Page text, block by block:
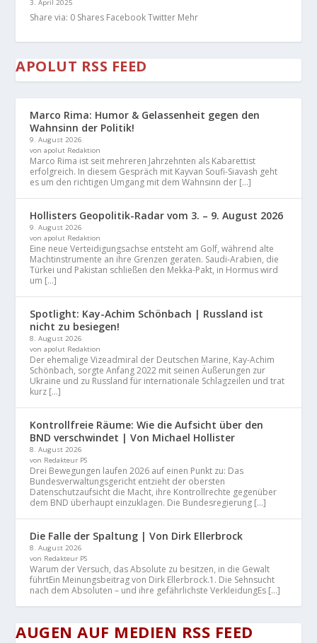
3. April 2025
Share via: 0 Shares Facebook Twitter Mehr
APOLUT RSS FEED
Marco Rima: Humor & Gelassenheit gegen den
Wahnsinn der Politik!
9. August 2026
von apolut Redaktion
Marco Rima ist seit mehreren Jahrzehnten als Kabarettist
erfolgreich. In diesem Gespräch mit Kayvan Soufi-Siavash geht
es um den richtigen Umgang mit dem Wahnsinn der […]
Hollisters Geopolitik-Radar vom 3. – 9. August 2026
9. August 2026
von apolut Redaktion
Eine neue Verteidigungsachse entsteht am Golf, während alte
Machtinstrumente an ihre Grenzen geraten. Saudi-Arabien, die
Türkei und Pakistan schließen den Mekka-Pakt, in Hormus wird
um […]
Spotlight: Kay-Achim Schönbach | Russland ist
nicht zu besiegen!
8. August 2026
von apolut Redaktion
Der ehemalige Vizeadmiral der Deutschen Marine, Kay-Achim
Schönbach, sorgte Anfang 2022 mit seinen Äußerungen zur
Ukraine und zu Russland für internationale Schlagzeilen und trat
kurz […]
Kontrollfreie Räume: Wie die Aufsicht über den
BND verschwindet | Von Michael Hollister
8. August 2026
von Redakteur PS
Drei Bewegungen laufen 2026 auf einen Punkt zu: Das
Bundesverwaltungsgericht entzieht der obersten
Datenschutzaufsicht die Macht, ihre Kontrollrechte gegenüber
dem BND überhaupt einzuklagen. Die Bundesregierung […]
Die Falle der Spaltung | Von Dirk Ellerbrock
8. August 2026
von Redakteur PS
Warum der Versuch, das Absolute zu besitzen, in die Gewalt
führtEin Meinungsbeitrag von Dirk Ellerbrock.1. Die Sehnsucht
nach dem Absoluten – und ihre gefährlichste VerkleidungEs […]
AUGEN AUF MEDIEN RSS FEED